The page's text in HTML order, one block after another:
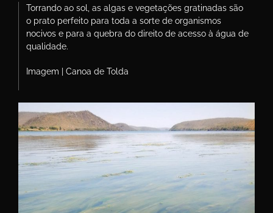
Torrando ao sol, as algas e vegetações gratinadas são
o prato perfeito para toda a sorte de organismos
nocivos e para a quebra do direito de acesso à água de
qualidade.
Imagem | Canoa de Tolda